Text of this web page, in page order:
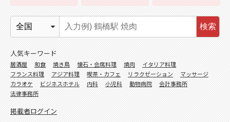
検索
人気キーワード
居酒屋 和食 焼き鳥 懐石・会席料理 焼肉
イタリア料理
フランス料理
アジア料理 喫茶・カフェ リラクゼーション
マッサージ
カラオケ
ビジネスホテル 内科 小児科 動物病院
会計事務所
法律事務所
掲載者ログイン